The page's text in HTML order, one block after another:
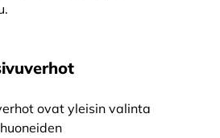
ovat yleisin valinta